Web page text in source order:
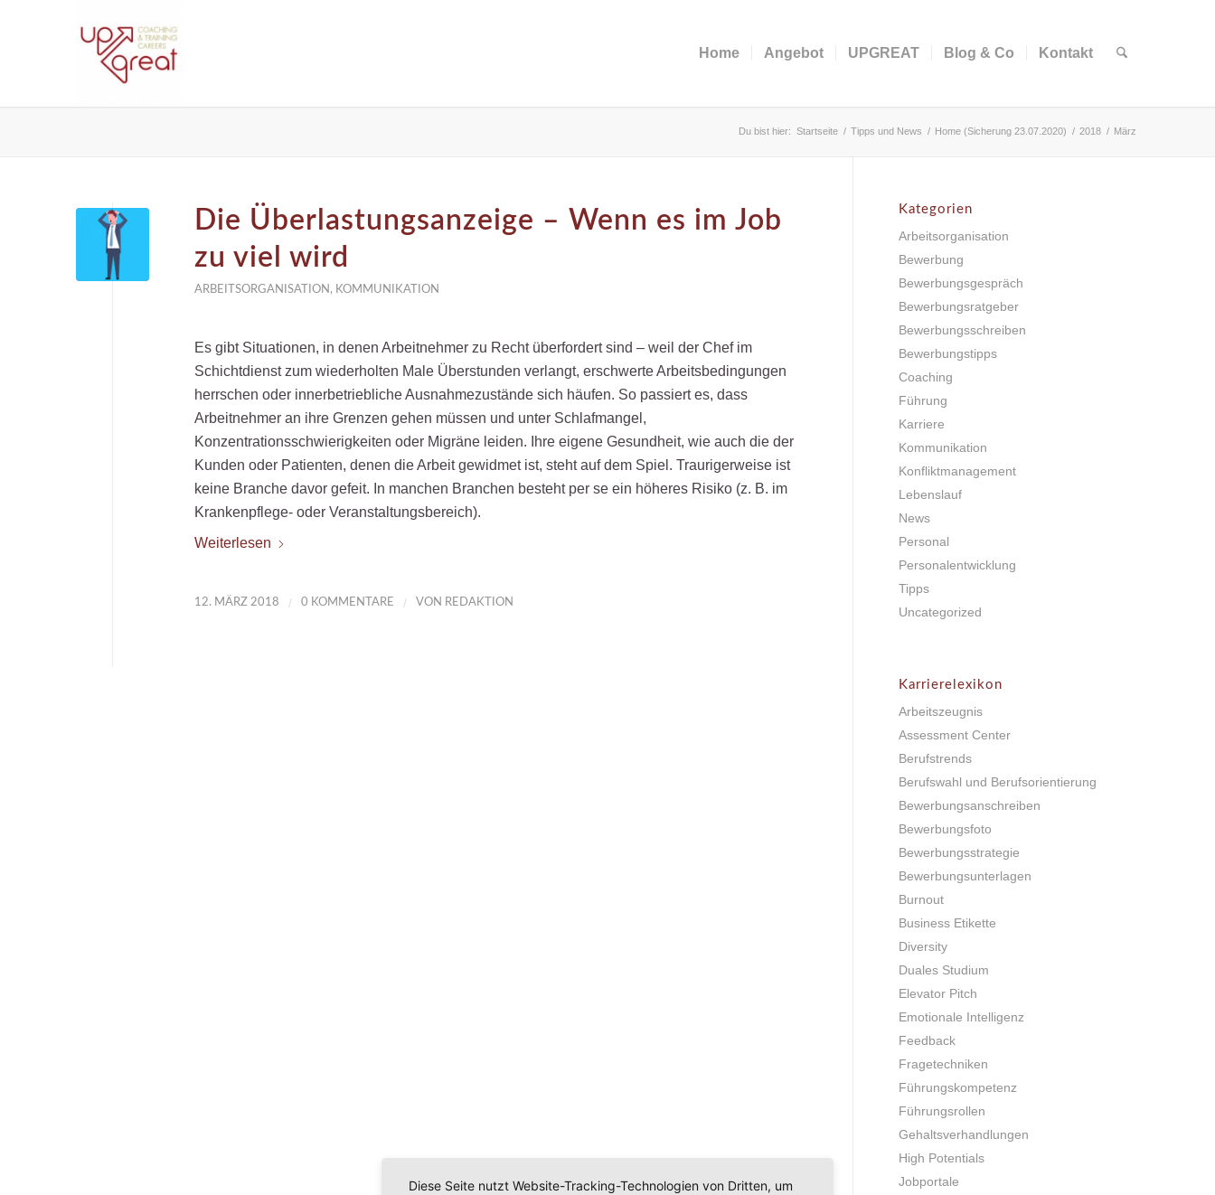
Home Angebot UPGREAT Blog & Co Kontakt
Du bist hier: Startseite / Tipps und News / Home (Sicherung 23.07.2020) / 2018 / März
Die Überlastungsanzeige – Wenn es im Job
zu viel wird
ARBEITSORGANISATION , KOMMUNIKATION
Es gibt Situationen, in denen Arbeitnehmer zu Recht überfordert sind – weil der Chef im
Schichtdienst zum wiederholten Male Überstunden verlangt, erschwerte Arbeitsbedingungen
herrschen oder innerbetriebliche Ausnahmezustände sich häufen. So passiert es, dass
Arbeitnehmer an ihre Grenzen gehen müssen und unter Schlafmangel,
Konzentrationsschwierigkeiten oder Migräne leiden. Ihre eigene Gesundheit, wie auch die der
Kunden oder Patienten, denen die Arbeit gewidmet ist, steht auf dem Spiel. Traurigerweise ist
keine Branche davor gefeit. In manchen Branchen besteht per se ein höheres Risiko (z. B. im
Krankenpflege- oder Veranstaltungsbereich).
Weiterlesen
12. MÄRZ 2018 / 0 KOMMENTARE / VON REDAKTION
Kategorien
Arbeitsorganisation
Bewerbung
Bewerbungsgespräch
Bewerbungsratgeber
Bewerbungsschreiben
Bewerbungstipps
Coaching
Führung
Karriere
Kommunikation
Konfliktmanagement
Lebenslauf
News
Personal
Personalentwicklung
Tipps
Uncategorized
Karrierelexikon
Arbeitszeugnis
Assessment Center
Berufstrends
Berufswahl und Berufsorientierung
Bewerbungsanschreiben
Bewerbungsfoto
Bewerbungsstrategie
Bewerbungsunterlagen
Burnout
Business Etikette
Diversity
Duales Studium
Elevator Pitch
Emotionale Intelligenz
Feedback
Fragetechniken
Führungskompetenz
Führungsrollen
Gehaltsverhandlungen
High Potentials
Jobportale
Diese Seite nutzt Website-Tracking-Technologien von Dritten, um